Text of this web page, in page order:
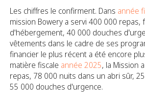
Les chiffres le confirment. Dans année
mission Bowery a servi 400 000 repas,
d'hébergement, 40 000 douches
vêtements dans le cadre de ses
financier le plus récent a été encore
matière fiscale année 2025, la Mission
repas, 78 000 nuits dans un abri sûr,
55 000 douches d'urgence.